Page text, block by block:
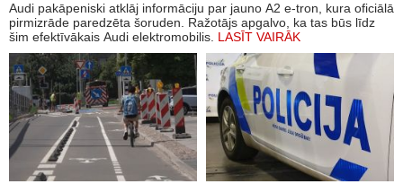
Audi pakāpeniski atklāj informāciju par jauno A2 e-tron, kura oficiālā
pirmizrāde paredzēta šoruden. Ražotājs apgalvo, ka tas būs līdz
šim efektīvākais Audi elektromobilis. LASĪT VAIRĀK